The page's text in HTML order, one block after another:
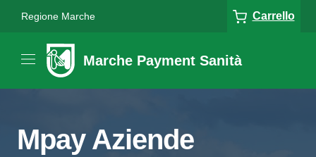
Regione Marche Carrello
Marche Payment Sanità
Mpay Aziende